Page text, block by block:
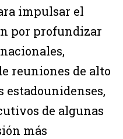
impulsar el
por profundizar
reuniones de alto
de algunas
más